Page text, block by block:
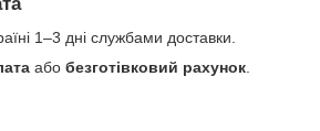
1–3 дні службами доставки.
або безготівковий рахунок.